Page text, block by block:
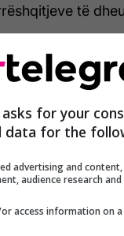
të
Katllanovë -
Koçan -
for your
data for the
advertising and
audience research
access information on a